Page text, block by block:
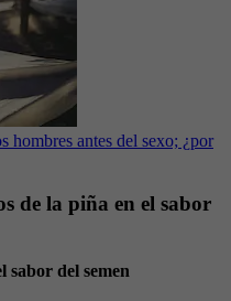
hombres antes del sexo; ¿por
de la piña en el sabor
sabor del semen